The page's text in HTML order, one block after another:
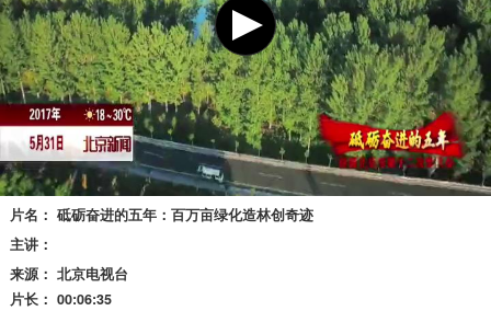
片名： 砥砺奋进的五年：百万亩绿化造林创奇迹
主讲：
来源： 北京电视台
片长： 00:06:35